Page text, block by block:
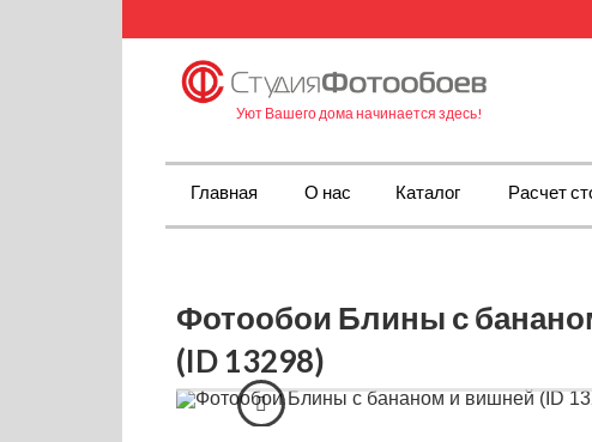
Уют Вашего дома начинается здесь!
Главная О нас Каталог Расчет
Фотообои Блины с
(ID 13298)